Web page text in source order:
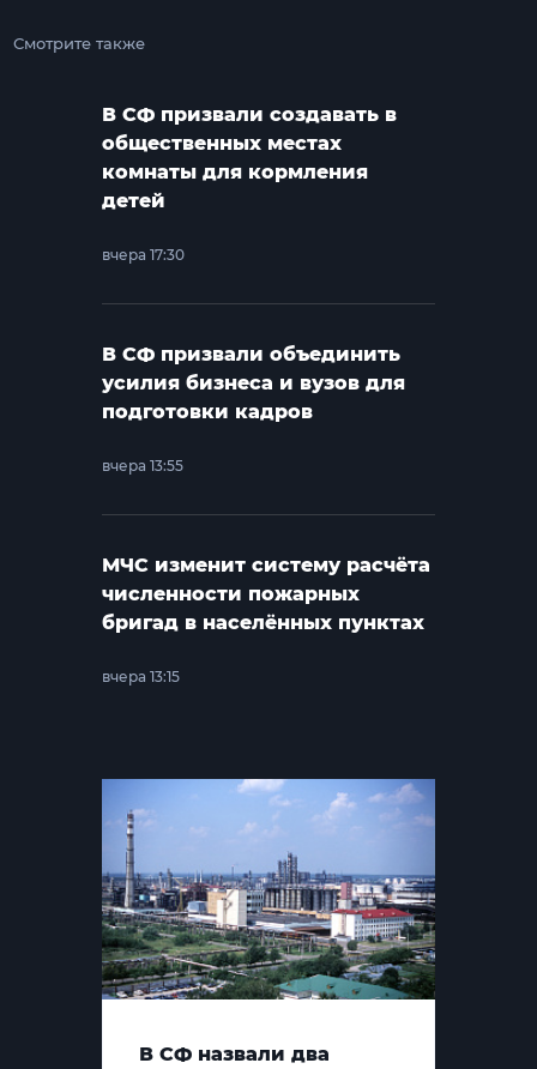
Смотрите также
В СФ призвали создавать в
общественных местах
комнаты для кормления
детей
вчера 17:30
В СФ призвали объединить
усилия бизнеса и вузов для
подготовки кадров
вчера 13:55
МЧС изменит систему расчёта
численности пожарных
бригад в населённых пунктах
вчера 13:15
В СФ назвали два